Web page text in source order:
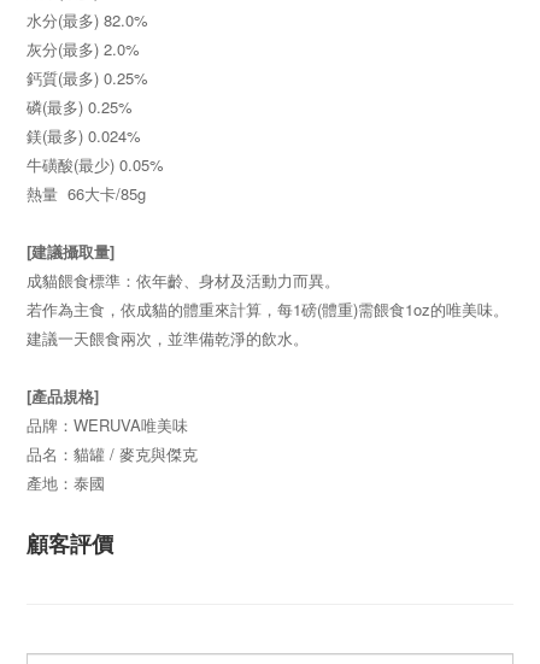
水分(最多) 82.0%
灰分(最多) 2.0%
鈣質(最多) 0.25%
磷(最多) 0.25%
鎂(最多) 0.024%
牛磺酸(最少) 0.05%
熱量 66大卡/85g
[建議攝取量]
成貓餵食標準：依年齡、身材及活動力而異。
若作為主食，依成貓的體重來計算，每1磅(體重)需餵食1oz的唯美味。
建議一天餵食兩次，並準備乾淨的飲水。
[產品規格]
品牌：WERUVA唯美味
品名：貓罐 / 麥克與傑克
產地：泰國
顧客評價